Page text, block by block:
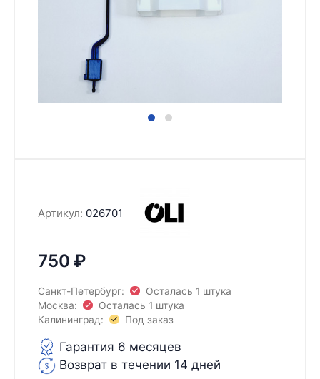
Артикул: 026701
750 ₽
Санкт-Петербург:
Осталась 1 штука
Москва:
Осталась 1 штука
Калининград:
Под заказ
Гарантия 6 месяцев
Возврат в течении 14 дней